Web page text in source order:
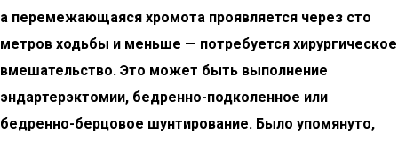
а перемежающаяся хромота проявляется через сто
метров ходьбы и меньше — потребуется хирургическое
вмешательство. Это может быть выполнение
эндартерэктомии, бедренно-подколенное или
бедренно-берцовое шунтирование. Было упомянуто,